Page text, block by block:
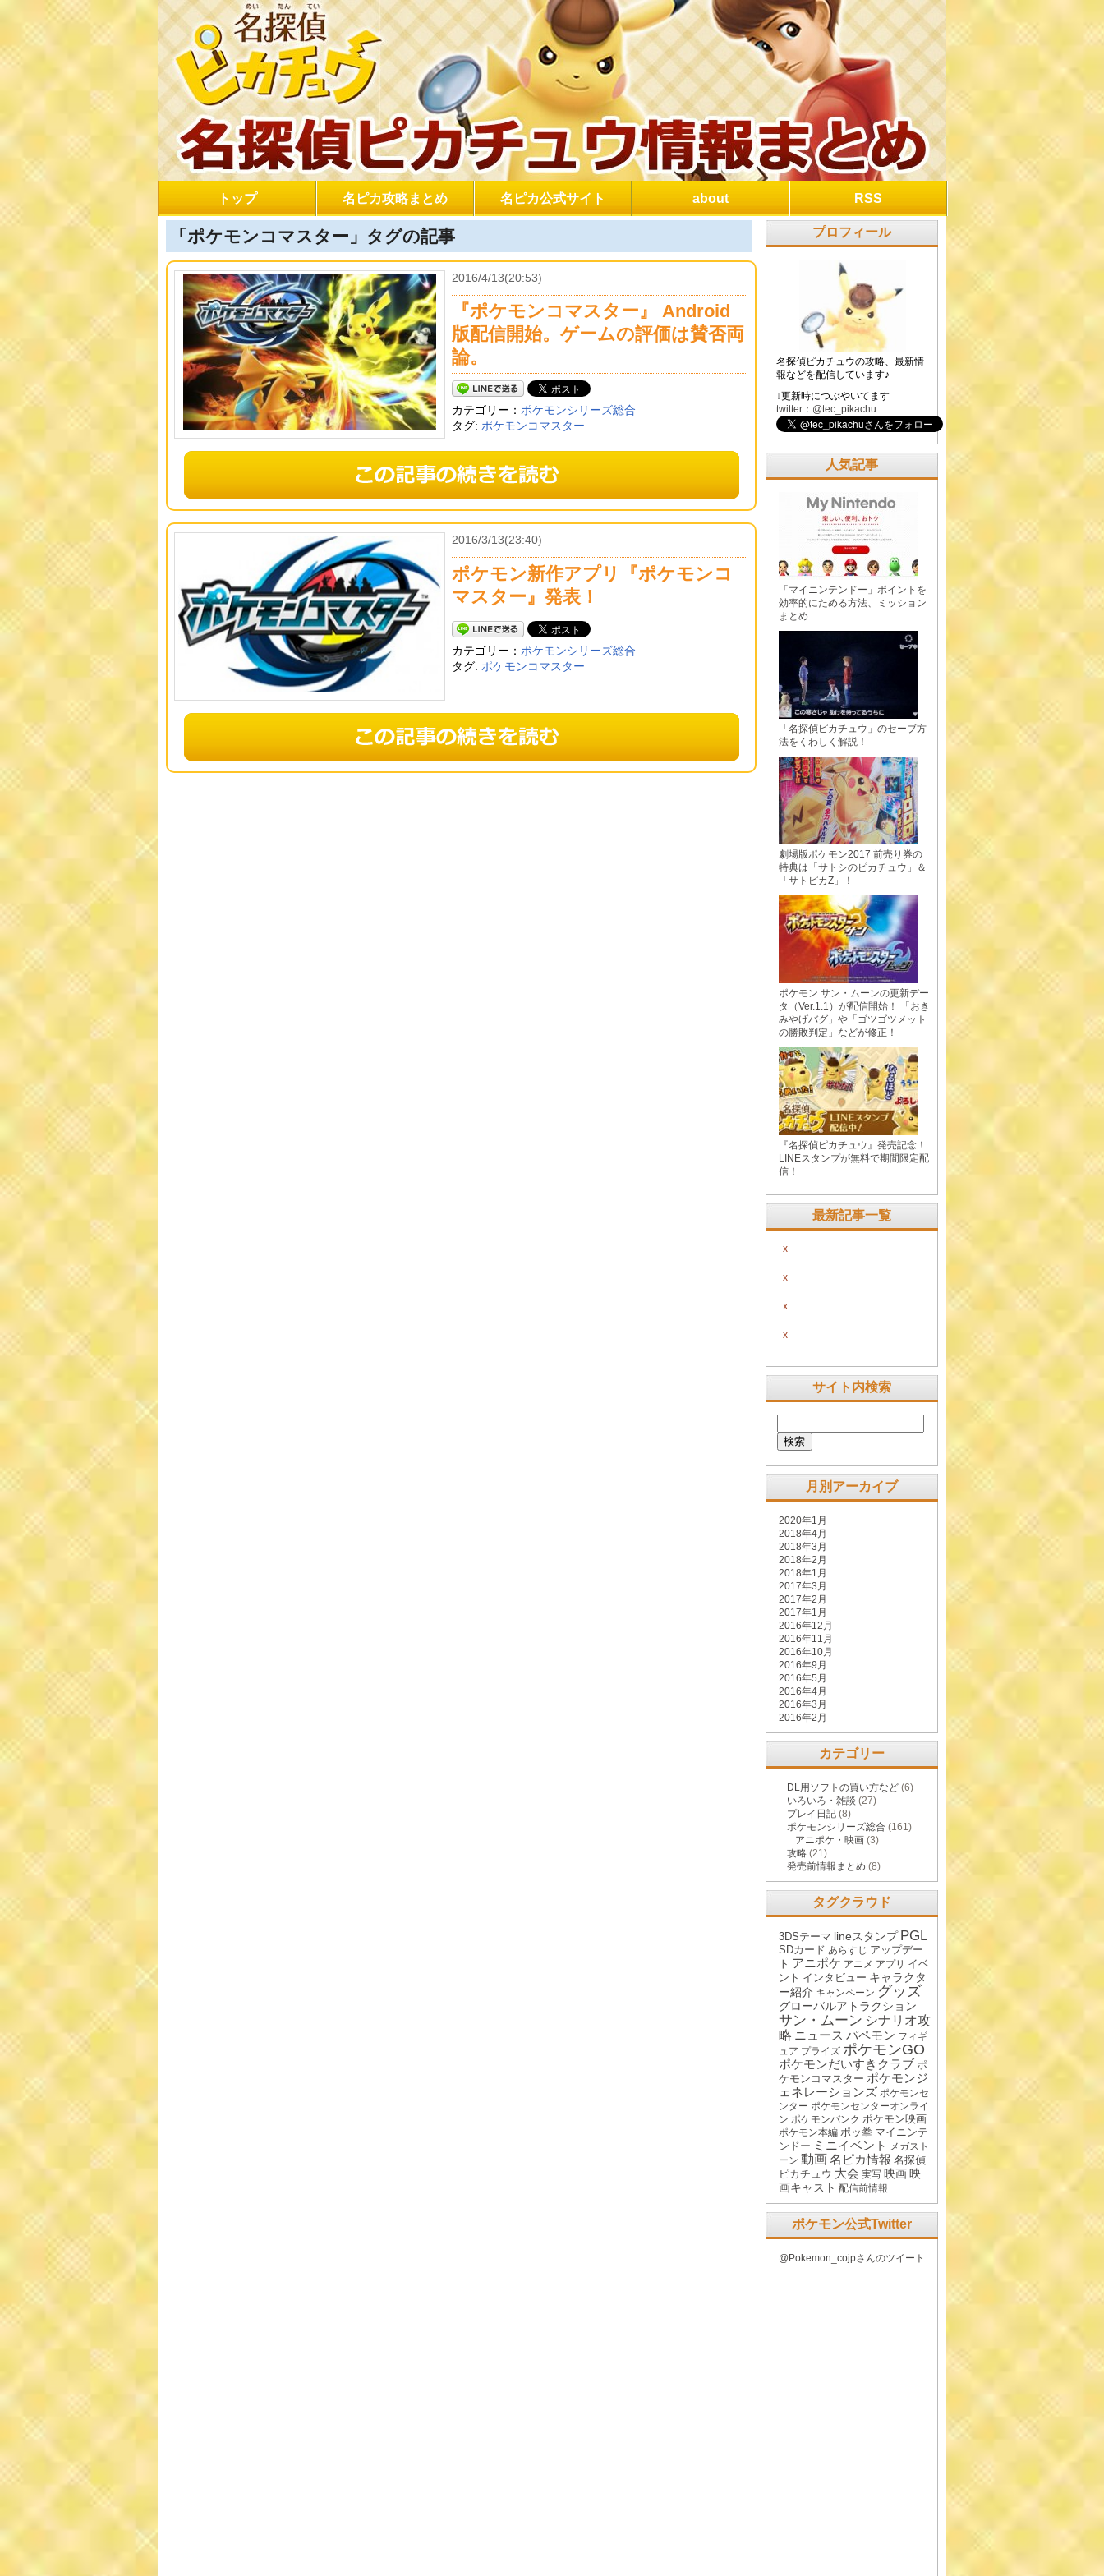
トップ 名ピカ攻略まとめ 名ピカ公式サイト about RSS
「ポケモンコマスター」タグの記事
2016/4/13(20:53)
『ポケモンコマスター』 Android
版配信開始。ゲームの評価は賛否両
論。
カテゴリー： ポケモンシリーズ総合
タグ: ポケモンコマスター
2016/3/13(23:40)
ポケモン新作アプリ『ポケモンコ
マスター』発表！
カテゴリー： ポケモンシリーズ総合
タグ: ポケモンコマスター
プロフィール
名探偵ピカチュウの攻略、最新情
報などを配信しています♪
↓更新時につぶやいてます
twitter：@tec_pikachu
人気記事
「マイニンテンドー」ポイントを
効率的にためる方法、ミッション
まとめ
「名探偵ピカチュウ」のセーブ方
法をくわしく解説！
劇場版ポケモン2017 前売り券の
特典は「サトシのピカチュウ」＆
「サトピカZ」！
ポケモン サン・ムーンの更新デー
タ（Ver.1.1）が配信開始！ 「おき
みやげバグ」や「ゴツゴツメット
の勝敗判定」などが修正！
『名探偵ピカチュウ』発売記念！
LINEスタンプが無料で期間限定配
信！
最新記事一覧
x
x
x
x
サイト内検索
月別アーカイブ
2020年1月
2018年4月
2018年3月
2018年2月
2018年1月
2017年3月
2017年2月
2017年1月
2016年12月
2016年11月
2016年10月
2016年9月
2016年5月
2016年4月
2016年3月
2016年2月
カテゴリー
DL用ソフトの買い方など (6)
いろいろ・雑談 (27)
プレイ日記 (8)
ポケモンシリーズ総合 (161)
アニポケ・映画 (3)
攻略 (21)
発売前情報まとめ (8)
タグクラウド
3DSテーマ lineスタンプ PGL
SDカード あらすじ アップデー
ト アニポケ アニメ アプリ イベ
ント インタビュー キャラクタ
ー紹介 キャンペーン グッズ
グローバルアトラクション
サン・ムーン シナリオ攻
略 ニュース パペモン フィギ
ュア プライズ ポケモンGO
ポケモンだいすきクラブ ポ
ケモンコマスター ポケモンジ
ェネレーションズ ポケモンセ
ンター ポケモンセンターオンライ
ン ポケモンバンク ポケモン映画
ポケモン本編 ポッ拳 マイニンテ
ンドー ミニイベント メガスト
ーン 動画名ピカ情報 名探偵
ピカチュウ 大会 実写 映画映
画キャスト 配信前情報
ポケモン公式Twitter
@Pokemon_cojpさんのツイート